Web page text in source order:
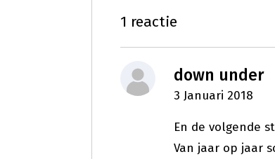
1 reactie
down under
3 Januari 2018
En de volgende
Van jaar op jaar